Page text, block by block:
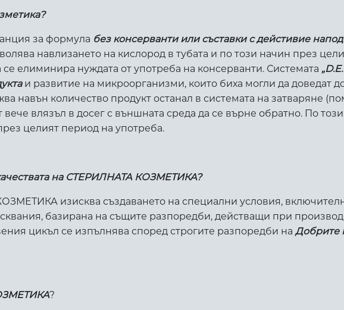
за формула без консерванти или съставки с дейстивие
навлизането на кислород в тубата и по този начин през
се елиминира нуждата от употреба на консерванти. Системата „
и развитие на микроорганизми, които биха могли да доведат
навън количество продукт останал в системата на затваряне
вече влязъл в досег с външната среда да се върне обратно. По
целият период на употреба.
на СТЕРИЛНАТА КОЗМЕТИКА?
изисква създаването на специални условия,
базирана на същите разпоредби, действащи при
цикъл се изпълнява според строгите разпоредби на Добрите
?